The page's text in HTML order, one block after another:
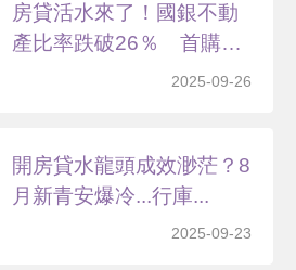
房貸活水來了！國銀不動
產比率跌破26％ 首購
2025-09-26
開房貸水龍頭成效渺茫？8
月新青安爆冷...行庫...
2025-09-23